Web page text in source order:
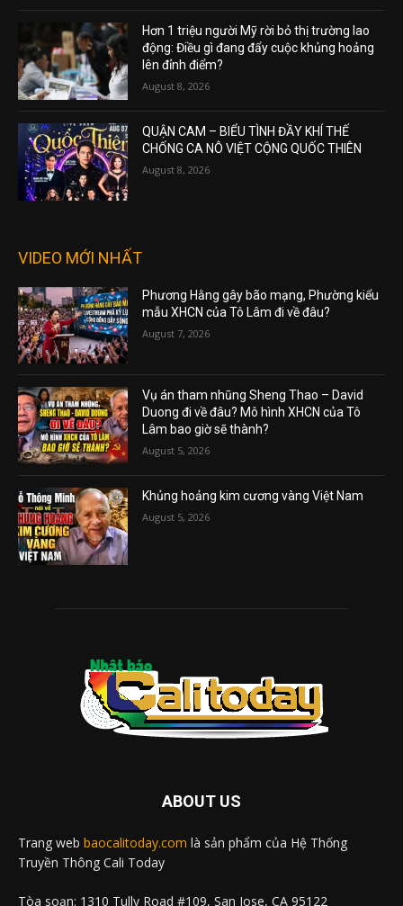
Hơn 1 triệu người Mỹ rời bỏ thị trường lao
động: Điều gì đang đẩy cuộc khủng hoảng
lên đỉnh điểm?
August 8, 2026
QUẬN CAM – BIỂU TÌNH ĐẦY KHÍ THẾ
CHỐNG CA NÔ VIỆT CỘNG QUỐC THIÊN
August 8, 2026
VIDEO MỚI NHẤT
Phương Hằng gây bão mạng, Phường kiểu
mẫu XHCN của Tô Lâm đi về đâu?
August 7, 2026
Vụ án tham nhũng Sheng Thao – David
Duong đi về đâu? Mô hình XHCN của Tô
Lâm bao giờ sẽ thành?
August 5, 2026
Khủng hoảng kim cương vàng Việt Nam
August 5, 2026
ABOUT US
Trang web baocalitoday.com là sản phẩm của Hệ Thống
Truyền Thông Cali Today
Tòa soạn: 1310 Tully Road #109, San Jose, CA 95122